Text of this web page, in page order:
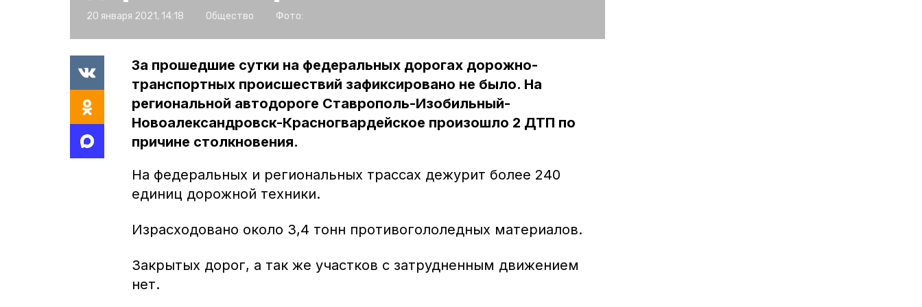
20 января 2021, 14:18 Общество Фото:
За прошедшие сутки на федеральных дорогах дорожно-
транспортных происшествий зафиксировано не было. На
региональной автодороге Ставрополь-Изобильный-
Новоалександровск-Красногвардейское произошло 2 ДТП по
причине столкновения.
На федеральных и региональных трассах дежурит более 240
единиц дорожной техники.
Израсходовано около 3,4 тонн противогололедных материалов.
Закрытых дорог, а так же участков с затрудненным движением
нет.